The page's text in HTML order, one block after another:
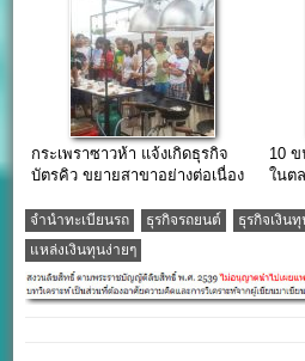
กระเพราซาวห้า แจ้งเกิดธุรกิจ
บัตรคิว ขยายสาขาอย่างต่อเนื่อง
10
ในต
จํานําทะเบียนรถ ธุรกิจรถยนต์ ธุรกิจเงิน
แหล่งเงินทุนง่ายๆ